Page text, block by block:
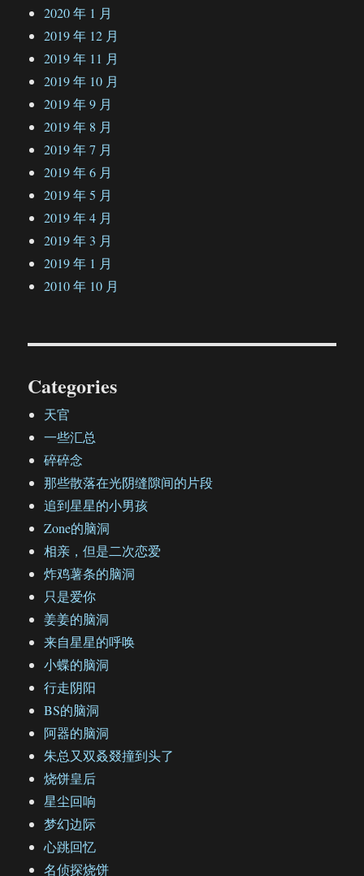
2020 年 1 月
2019 年 12 月
2019 年 11 月
2019 年 10 月
2019 年 9 月
2019 年 8 月
2019 年 7 月
2019 年 6 月
2019 年 5 月
2019 年 4 月
2019 年 3 月
2019 年 1 月
2010 年 10 月
Categories
天官
一些汇总
碎碎念
那些散落在光阴缝隙间的片段
追到星星的小男孩
Zone的脑洞
相亲，但是二次恋爱
炸鸡薯条的脑洞
只是爱你
姜姜的脑洞
来自星星的呼唤
小蝶的脑洞
行走阴阳
BS的脑洞
阿器的脑洞
朱总又双叒叕撞到头了
烧饼皇后
星尘回响
梦幻边际
心跳回忆
名侦探烧饼